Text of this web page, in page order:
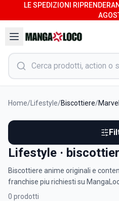
LE SPEDIZIONI
Home/ Lifestyle/Biscottiere/Marvel
Lifestyle ·
Biscottiere anime originali e
franchise piu richiesti su
0 prodotti